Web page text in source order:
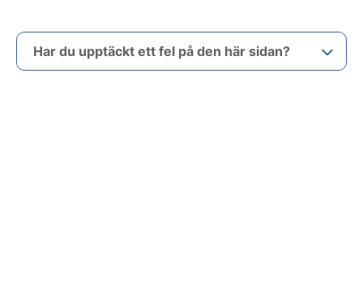
Har du upptäckt ett fel på den här sidan?